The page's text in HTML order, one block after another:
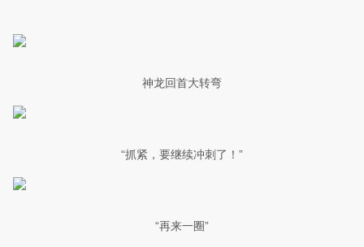
神龙回首大转弯
“抓紧，要继续冲刺了！”
“再来一圈”